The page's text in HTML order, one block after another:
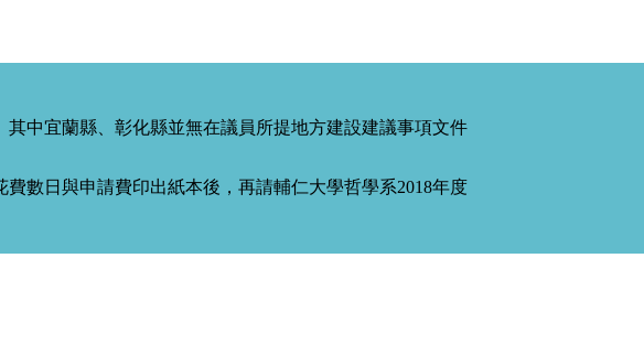
中宜蘭縣、彰化縣並無在議員所提地方建設建議事項文件
數日與申請費印出紙本後，再請輔仁大學哲學系2018年度